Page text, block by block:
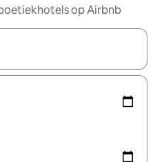
op Airbnb
zijn, maak je een keuze